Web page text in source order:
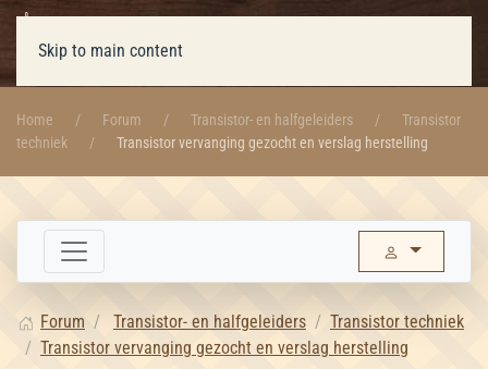
Skip to main content
Home Forum Transistor- en halfgeleiders
Transistor
techniek
Transistor vervanging gezocht en verslag herstelling
Forum Transistor- en halfgeleiders
Transistor techniek
Transistor vervanging gezocht en verslag herstelling